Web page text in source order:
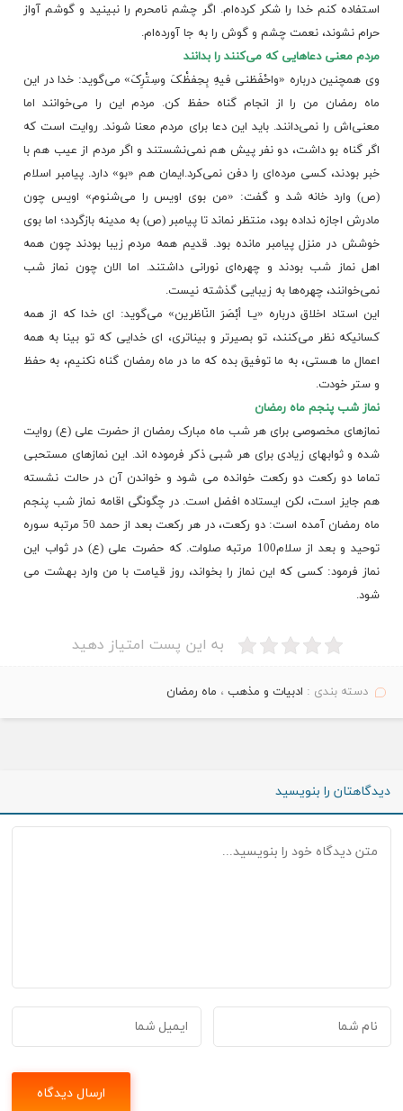
استفاده کنم خدا را شکر کرده‌ام. اگر چشم نامحرم را نبینید و گوشم آواز
حرام نشوند، نعمت چشم و گوش را به جا آورده‌ام.
مردم معنی دعاهایی که می‌کنند را بدانند
وی همچنین درباره «واحْفَظنی فیهِ بِحِفظْکَ وسِتْرِکَ» می‌گوید: خدا در این
ماه رمضان من را از انجام گناه حفظ کن. مردم این را می‌خوانند اما
معنی‌اش را نمی‌دانند. باید این دعا برای مردم معنا شوند. روایت است که
اگر گناه بو داشت، دو نفر پیش هم نمی‌نشستند و اگر مردم از عیب هم با
خبر بودند، کسی مرده‌ای را دفن نمی‌کرد.ایمان هم «بو» دارد. پیامبر اسلام
(ص) وارد خانه شد و گفت: «من بوی اویس را می‌شنوم» اویس چون
مادرش اجازه نداده بود، منتظر نماند تا پیامبر (ص) به مدینه بازگردد؛ اما بوی
خوشش در منزل پیامبر مانده بود. قدیم همه مردم زیبا بودند چون همه
اهل نماز شب بودند و چهره‌ای نورانی داشتند. اما الان چون نماز شب
نمی‌خوانند، چهره‌ها به زیبایی گذشته نیست.
این استاد اخلاق درباره «یـا أبْصَرَ النّاظرین» می‌گوید: ای خدا که از همه
کسانیکه نظر می‌کنند، تو بصیرتر و بیناتری، ای خدایی که تو بینا به همه
اعمال ما هستی، به ما توفیق بده که ما در ماه رمضان گناه نکنیم، به حفظ
و ستر خودت.
نماز شب پنجم ماه رمضان
نمازهای مخصوصی برای هر شب ماه مبارک رمضان از حضرت علی (ع) روایت
شده و ثوابهای زیادی برای هر شبی ذکر فرموده اند. این نمازهای مستحبی
تماما دو رکعت دو رکعت خوانده می شود و خواندن آن در حالت نشسته
هم جایز است، لکن ایستاده افضل است. در چگونگی اقامه نماز شب پنجم
ماه رمضان آمده است: دو رکعت، در هر رکعت بعد از حمد 50 مرتبه سوره
توحید و بعد از سلام100 مرتبه صلوات. که حضرت علی (ع) در ثواب این
نماز فرمود: کسی که این نماز را بخواند، روز قیامت با من وارد بهشت می
شود.
به این پست امتیاز دهید
دسته بندی : ادبیات و مذهب ، ماه رمضان
دیدگاهتان را بنویسید